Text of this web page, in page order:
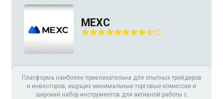
MEXC
Платформа наиболее привлекательна для опытных трейдеров
и инвесторов, ищущих минимальные торговые комиссии и
широкий набор инструментов для активной работы с